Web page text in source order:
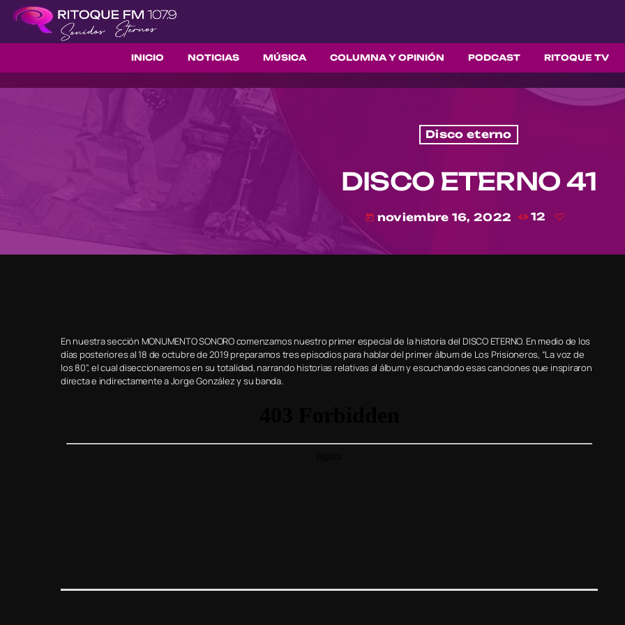
INICIO NOTICIAS MÚSICA COLUMNA Y OPINIÓN PODCAST RITOQUE TV
Disco eterno
DISCO ETERNO 41
today noviembre 16, 2022 12
En nuestra sección MONUMENTO SONORO comenzamos nuestro primer especial de la historia del DISCO ETERNO. En medio de los
días posteriores al 18 de octubre de 2019 preparamos tres episodios para hablar del primer álbum de Los Prisioneros, “La voz de
los 80”, el cual diseccionaremos en su totalidad, narrando historias relativas al álbum y escuchando esas canciones que inspiraron
directa e indirectamente a Jorge González y su banda.